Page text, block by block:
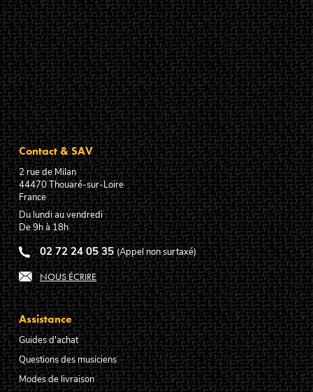
Contact & SAV
2 rue de Milan
44470Thouaré-sur-Loire
France
Du lundi au vendredi
De 9h à 18h
02 72 24 05 35 (Appel non surtaxé)
NOUS ÉCRIRE
Assistance
Guides d'achat
Questions des musiciens
Modes de livraison